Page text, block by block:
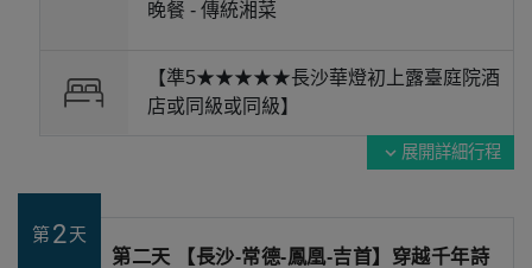
晚餐 - 傳統湘菜
【準5★★★★★長沙華燈初上露臺庭院酒
店或同級或同級】
expand_more 展開詳細行程
第2天
第二天 【長沙-常德-鳳凰-吉首】穿越千年詩